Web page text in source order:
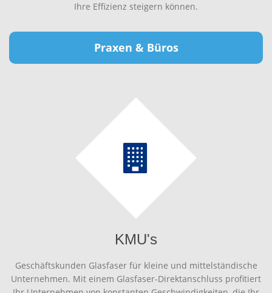
Ihre Effizienz steigern können.
Praxen & Büros
KMU's
Geschäftskunden Glasfaser für kleine und mittelständische
Unternehmen. Mit einem Glasfaser-Direktanschluss profitiert